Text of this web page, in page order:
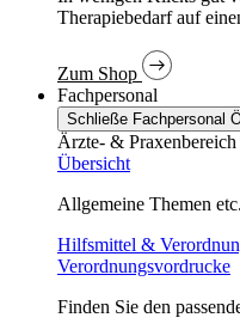
Therapiebedarf auf
Zum Shop
Fachpersonal
Schließe Fachpersonal
Ärzte- & Praxenbereich
Übersicht
Allgemeine Themen etc.
Hilfsmittel &
Verordnungsvordrucke
Finden Sie den